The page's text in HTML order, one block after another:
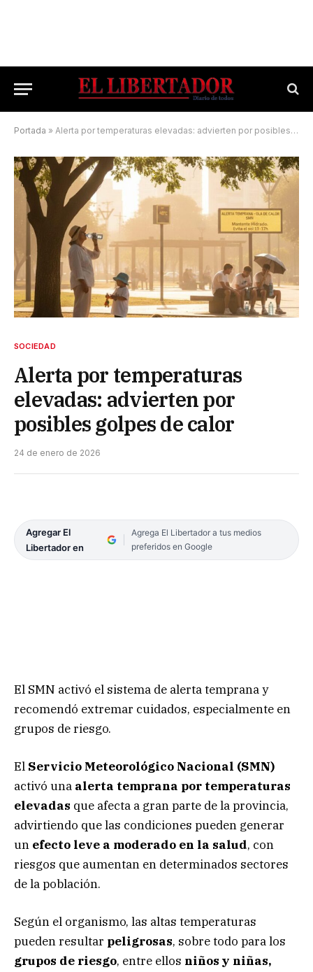
Portada » Alerta por temperaturas elevadas: advierten por posibles golpes de calor
SOCIEDAD
Alerta por temperaturas
elevadas: advierten por
posibles golpes de calor
24 de enero de 2026
Agregar El
Libertador en
Agrega El Libertador a tus medios
preferidos en Google
El SMN activó el sistema de alerta temprana y
recomendó extremar cuidados, especialmente en
grupos de riesgo.
El Servicio Meteorológico Nacional (SMN)
activó una alerta temprana por temperaturas
elevadas que afecta a gran parte de la provincia,
advirtiendo que las condiciones pueden generar
un efecto leve a moderado en la salud, con
riesgos que aumentan en determinados sectores
de la población.
Según el organismo, las altas temperaturas
pueden resultar peligrosas, sobre todo para los
grupos de riesgo, entre ellos niños y niñas,